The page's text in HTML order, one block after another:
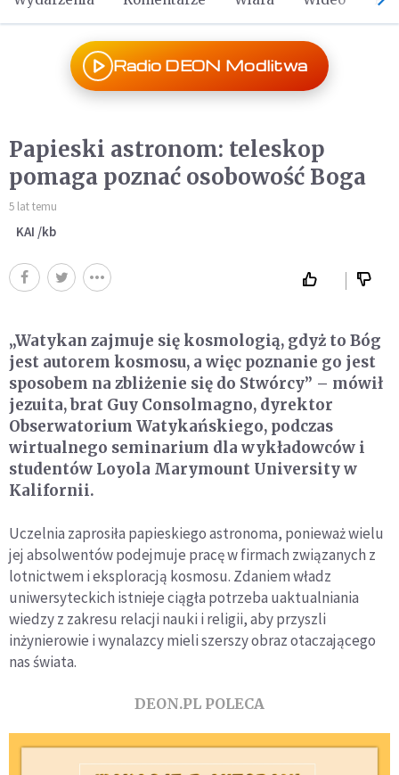
Radio DEON Modlitwa
Papieski astronom: teleskop
pomaga poznać osobowość Boga
5 lat temu
KAI /kb
„Watykan zajmuje się kosmologią, gdyż to Bóg
jest autorem kosmosu, a więc poznanie go jest
sposobem na zbliżenie się do Stwórcy” – mówił
jezuita, brat Guy Consolmagno, dyrektor
Obserwatorium Watykańskiego, podczas
wirtualnego seminarium dla wykładowców i
studentów Loyola Marymount University w
Kalifornii.
Uczelnia zaprosiła papieskiego astronoma, ponieważ wielu
jej absolwentów podejmuje pracę w firmach związanych z
lotnictwem i eksploracją kosmosu. Zdaniem władz
uniwersyteckich istnieje ciągła potrzeba uaktualniania
wiedzy z zakresu relacji nauki i religii, aby przyszli
inżynierowie i wynalazcy mieli szerszy obraz otaczającego
nas świata.
DEON.PL POLECA